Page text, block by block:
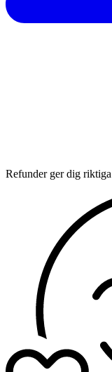
Refunder ger dig